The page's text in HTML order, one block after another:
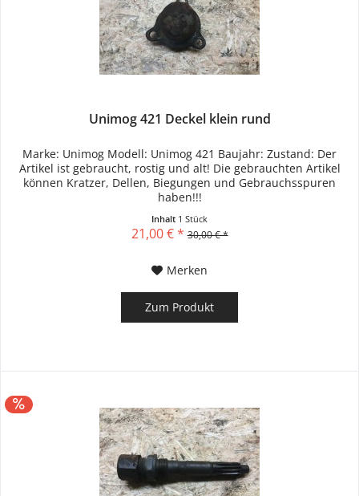
Unimog 421 Deckel klein rund
Marke: Unimog Modell: Unimog 421 Baujahr: Zustand: Der
Artikel ist gebraucht, rostig und alt! Die gebrauchten Artikel
können Kratzer, Dellen, Biegungen und Gebrauchsspuren
haben!!!
Inhalt 1 Stück
21,00 € * 30,00 € *
Merken
Zum Produkt